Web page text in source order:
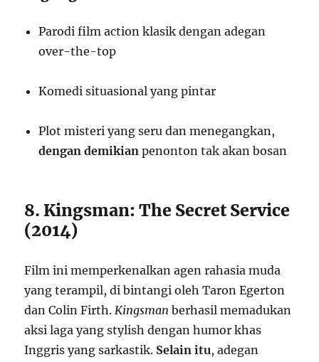
Parodi film action klasik dengan adegan
over-the-top
Komedi situasional yang pintar
Plot misteri yang seru dan menegangkan,
dengan demikian penonton tak akan bosan
8. Kingsman: The Secret Service
(2014)
Film ini memperkenalkan agen rahasia muda
yang terampil, di bintangi oleh Taron Egerton
dan Colin Firth.Kingsman berhasil memadukan
aksi laga yang stylish dengan humor khas
Inggris yang sarkastik. Selain itu, adegan